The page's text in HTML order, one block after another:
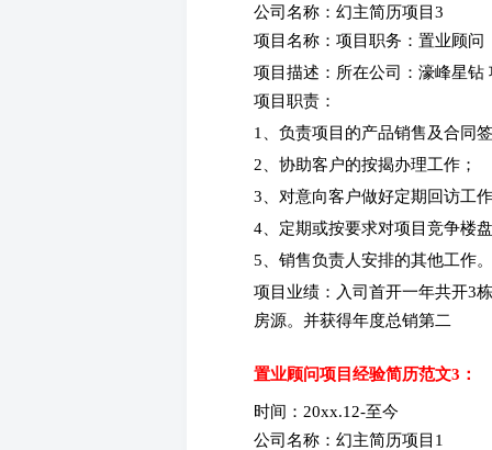
公司名称：幻主简历项目3
项目名称：项目职务：置业顾
项目描述：所在公司：濠峰星
项目职责：
1、负责项目的产品销售及合同
2、协助客户的按揭办理工作；
3、对意向客户做好定期回访工
4、定期或按要求对项目竞争楼
5、销售负责人安排的其他工作。
项目业绩：入司首开一年共开3
房源。并获得年度总销第二
置业顾问项目经验简历范文3：
时间：20xx.12-至今
公司名称：幻主简历项目1